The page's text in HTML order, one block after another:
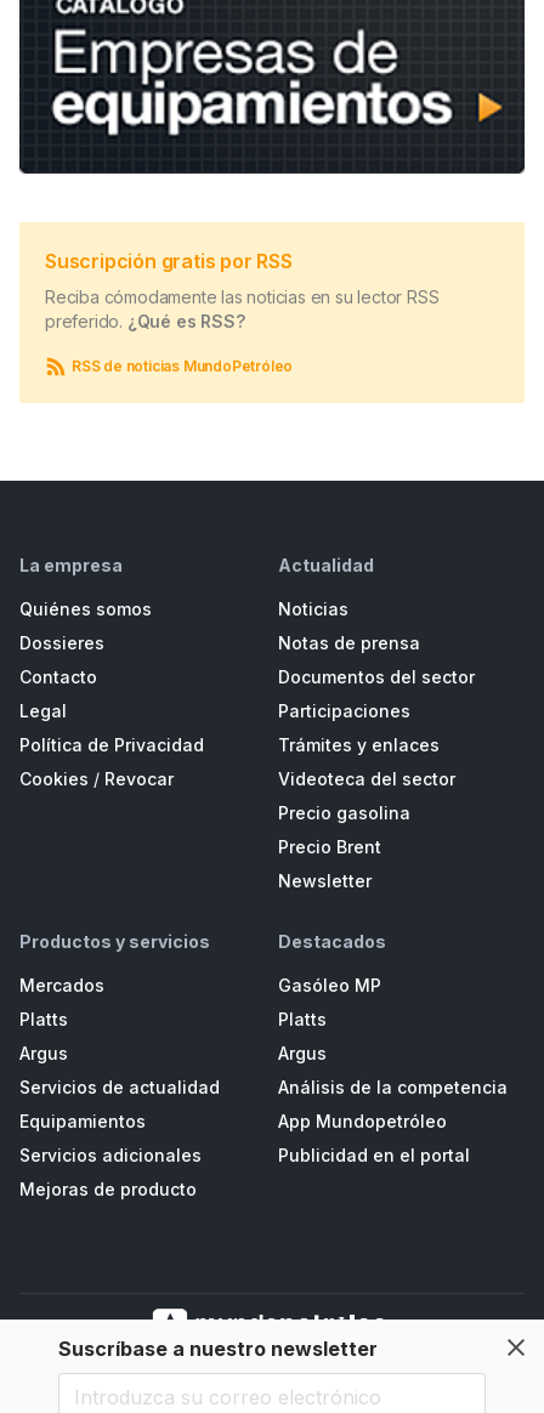
Suscripción gratis por RSS
Reciba cómodamente las noticias en su lector RSS
preferido. ¿Qué es RSS?
RSS de noticias MundoPetróleo
Suscríbase a nuestro newsletter
La empresa
Quiénes somos
Dossieres
Contacto
Legal
Política de Privacidad
Cookies / Revocar
Actualidad
Noticias
Notas de prensa
Documentos del sector
Participaciones
Trámites y enlaces
Videoteca del sector
Precio gasolina
Precio Brent
Newsletter
Productos y servicios
Mercados
Platts
Argus
Servicios de actualidad
Equipamientos
Servicios adicionales
Mejoras de producto
Destacados
Gasóleo MP
Platts
Argus
Análisis de la competencia
App Mundopetróleo
Publicidad en el portal
Mundopetroleo Petrored, S.L. Polígono de Salcedo II, Parc. D3 - Navia
(33710), Asturias, España